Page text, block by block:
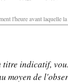
l'heure avant laquelle
indicatif,
moyen de